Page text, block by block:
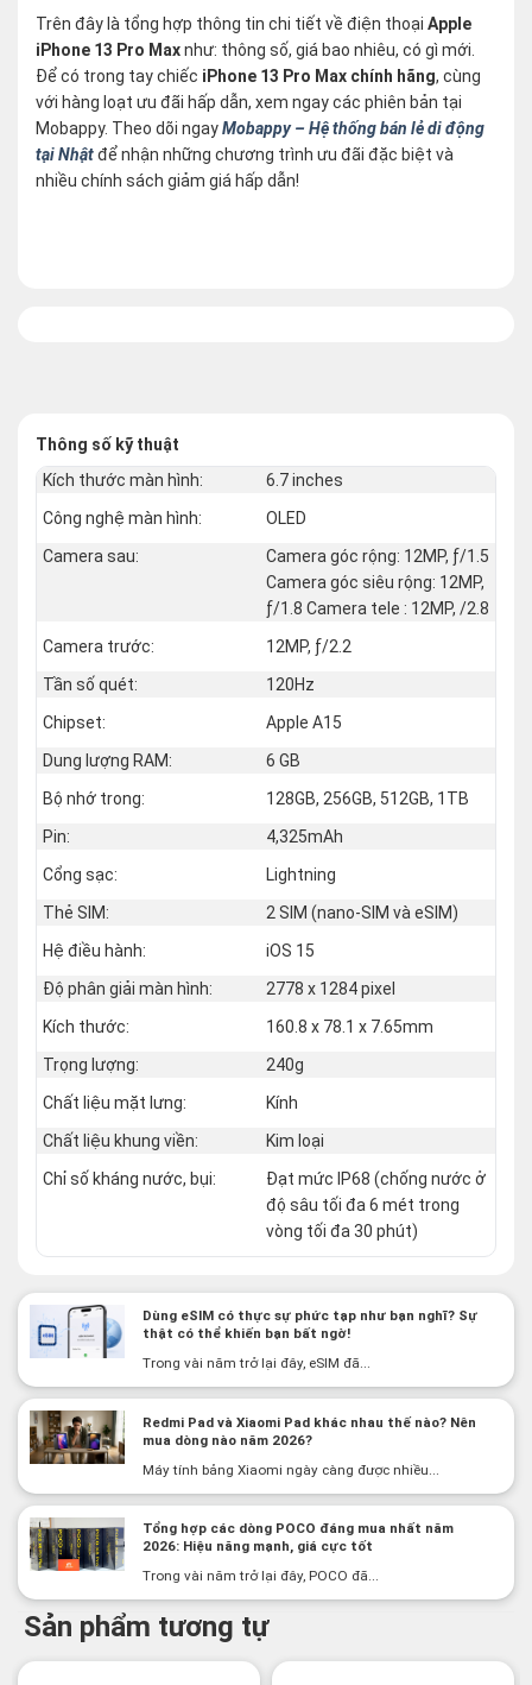
Trên đây là tổng hợp thông tin chi tiết về điện thoại Apple
iPhone 13 Pro Maxnhư: thông số, giá bao nhiêu, có gì mới.
Để có trong tay chiếc iPhone 13 Pro Max chính hãng, cùng
với hàng loạt ưu đãi hấp dẫn, xem ngay các phiên bản tại
Mobappy. Theo dõi ngayMobappy – Hệ thống bán lẻ di động
tại Nhậtđể nhận những chương trình ưu đãi đặc biệt và
nhiều chính sách giảm giá hấp dẫn!
Thông số kỹ thuật
Kích thước màn hình:
6.7 inches
Công nghệ màn hình:
OLED
Camera sau:
Camera góc rộng: 12MP, ƒ/1.5
Camera góc siêu rộng: 12MP,
ƒ/1.8 Camera tele : 12MP, /2.8
Camera trước:
12MP, ƒ/2.2
Tần số quét:
120Hz
Chipset:
Apple A15
Dung lượng RAM:
6 GB
Bộ nhớ trong:
128GB, 256GB, 512GB, 1TB
Pin:
4,325mAh
Cổng sạc:
Lightning
Thẻ SIM:
2 SIM (nano‑SIM và eSIM)
Hệ điều hành:
iOS 15
Độ phân giải màn hình:
2778 x 1284 pixel
Kích thước:
160.8 x 78.1 x 7.65mm
Trọng lượng:
240g
Chất liệu mặt lưng:
Kính
Chất liệu khung viền:
Kim loại
Chỉ số kháng nước, bụi:
Đạt mức IP68 (chống nước ở
độ sâu tối đa 6 mét trong
vòng tối đa 30 phút)
Dùng eSIM có thực sự phức tạp như bạn nghĩ? Sự
thật có thể khiến bạn bất ngờ!
Trong vài năm trở lại đây, eSIM đã...
Redmi Pad và Xiaomi Pad khác nhau thế nào? Nên
mua dòng nào năm 2026?
Máy tính bảng Xiaomi ngày càng được nhiều...
Tổng hợp các dòng POCO đáng mua nhất năm
2026: Hiệu năng mạnh, giá cực tốt
Trong vài năm trở lại đây, POCO đã...
Sản phẩm tương tự